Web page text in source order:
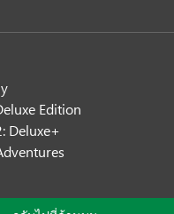
Edition
Deluxe+